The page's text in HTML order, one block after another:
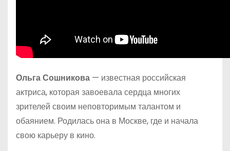
Ольга Сошникова — известная российская
актриса, которая завоевала сердца многих
зрителей своим неповторимым талантом и
обаянием. Родилась она в Москве, где и начала
свою карьеру в кино.